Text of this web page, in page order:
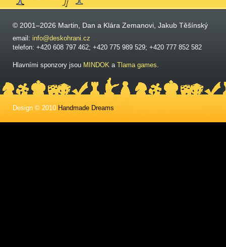
© 2001–2026 Martin, Dan a Klára Zemanovi, Jakub Těšínský
email: info@deskohrani.cz
telefon: +420 608 797 462; +420 775 989 529; +420 777 852 582
Hlavními sponzory jsou MINDOK a Tlama games.
Design © 2010 Handmade Dreams